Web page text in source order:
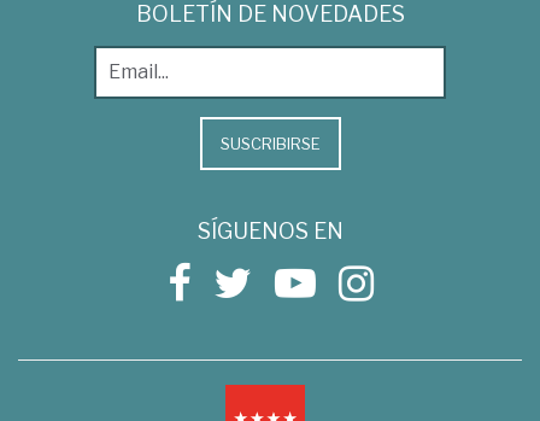
BOLETÍN DE NOVEDADES
SUSCRIBIRSE
SÍGUENOS EN